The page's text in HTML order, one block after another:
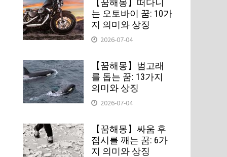
【꿈해몽】떠다니
는 오토바이 꿈: 10가
지 의미와 상징
2026-07-04
【꿈해몽】범고래
를 돕는 꿈: 13가지
의미와 상징
2026-07-04
【꿈해몽】싸움 후
접시를 깨는 꿈: 6가
지 의미와 상징